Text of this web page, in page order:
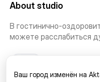
About studio
В гостинично-
можете расслабиться
Ваш город изменён на